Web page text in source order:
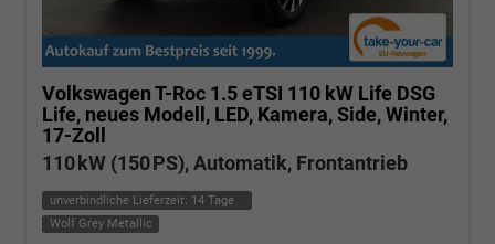
Volkswagen T-Roc 1.5 eTSI 110 kW Life DSG
Life, neues Modell, LED, Kamera, Side, Winter,
17-Zoll
110 kW (150 PS), Automatik, Frontantrieb
unverbindliche Lieferzeit: 14 Tage
Wolf Grey Metallic